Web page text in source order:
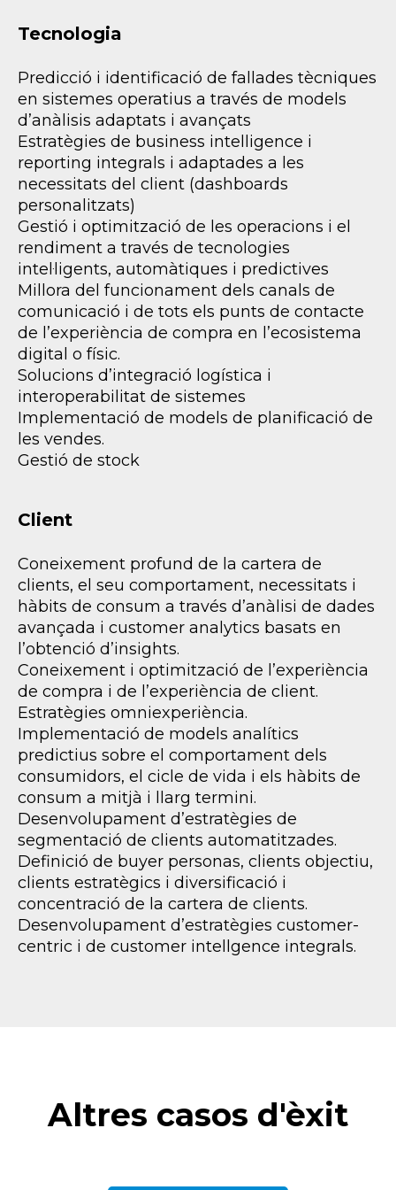
Tecnologia
Predicció i identificació de fallades tècniques
en sistemes operatius a través de models
d’anàlisis adaptats i avançats
Estratègies de business intelligence i
reporting integrals i adaptades a les
necessitats del client (dashboards
personalitzats)
Gestió i optimització de les operacions i el
rendiment a través de tecnologies
intel·ligents, automàtiques i predictives
Millora del funcionament dels canals de
comunicació i de tots els punts de contacte
de l’experiència de compra en l’ecosistema
digital o físic.
Solucions d’integració logística i
interoperabilitat de sistemes
Implementació de models de planificació de
les vendes.
Gestió de stock
Client
Coneixement profund de la cartera de
clients, el seu comportament, necessitats i
hàbits de consum a través d’anàlisi de dades
avançada i customer analytics basats en
l’obtenció d’insights.
Coneixement i optimització de l’experiència
de compra i de l’experiència de client.
Estratègies omniexperiència.
Implementació de models analítics
predictius sobre el comportament dels
consumidors, el cicle de vida i els hàbits de
consum a mitjà i llarg termini.
Desenvolupament d’estratègies de
segmentació de clients automatitzades.
Definició de buyer personas, clients objectiu,
clients estratègics i diversificació i
concentració de la cartera de clients.
Desenvolupament d’estratègies customer-
centric i de customer intellgence integrals.
Altres casos d'èxit